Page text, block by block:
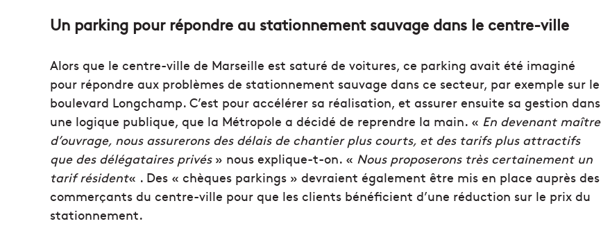
Un parking pour répondre au stationnement sauvage dans le centre-ville
Alors que le centre-ville de Marseille est saturé de voitures, ce parking avait été imaginé
pour répondre aux problèmes de stationnement sauvage dans ce secteur, par exemple sur le
boulevard Longchamp. C’est pour accélérer sa réalisation, et assurer ensuite sa gestion dans
une logique publique, que la Métropole a décidé de reprendre la main. « En devenant maître
d’ouvrage, nous assurerons des délais de chantier plus courts, et des tarifs plus attractifs
que des délégataires privés» nous explique-t-on. « Nous proposerons très certainement un
tarif résident« . Des « chèques parkings » devraient également être mis en place auprès des
commerçants du centre-ville pour que les clients bénéficient d’une réduction sur le prix du
stationnement.